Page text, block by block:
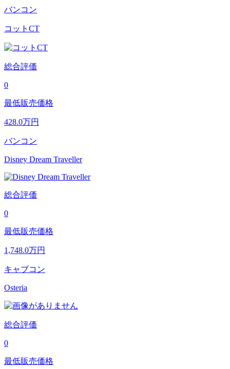
バンコン
コットCT
総合評価
0
最低販売価格
428.0万円
バンコン
Disney Dream Traveller
総合評価
0
最低販売価格
1,748.0万円
キャブコン
Osteria
総合評価
0
最低販売価格